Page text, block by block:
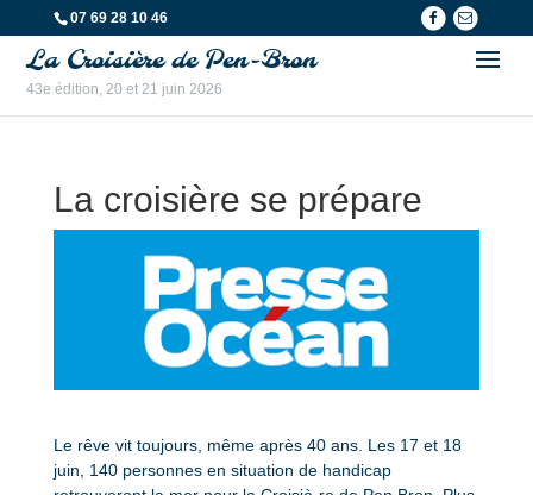
07 69 28 10 46
La Croisière de Pen-Bron
43e édition, 20 et 21 juin 2026
La croisière se prépare
Le rêve vit toujours, même après 40 ans. Les 17 et 18
juin, 140 personnes en situation de handicap